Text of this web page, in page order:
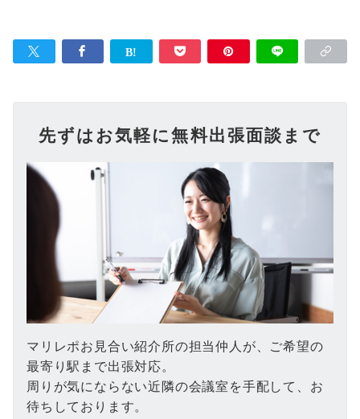
先ずはお気軽に無料出張面談まで
マリレポお見合い紹介所の担当仲人が、ご希望の
最寄り駅まで出張対応。
周りが気にならない近隣の会議室を手配して、お
待ちしております。